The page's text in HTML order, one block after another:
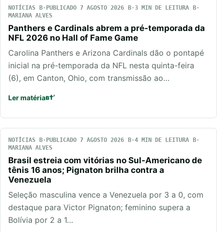
NOTÍCIAS PUBLICADO 7 AGOSTO 2026
3 MIN DE LEITURA
MARIANA ALVES
Panthers e Cardinals abrem a pré-temporada da
NFL 2026 no Hall of Fame Game
Carolina Panthers e Arizona Cardinals dão o pontapé
inicial na pré-temporada da NFL nesta quinta-feira
(6), em Canton, Ohio, com transmissão ao…
Ler matéria
NOTÍCIAS PUBLICADO 7 AGOSTO 2026
4 MIN DE LEITURA
MARIANA ALVES
Brasil estreia com vitórias no Sul-Americano de
tênis 16 anos; Pignaton brilha contra a
Venezuela
Seleção masculina vence a Venezuela por 3 a 0, com
destaque para Victor Pignaton; feminino supera a
Bolívia por 2 a 1…